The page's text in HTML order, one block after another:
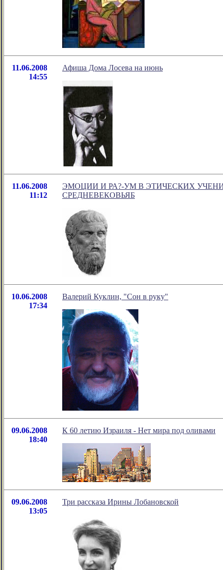
11.06.2008
14:55
Афиша Дома Лосева на июнь
11.06.2008
11:12
ЭМОЦИИ И РА?-УМ В ЭТИЧЕСКИХ
СРЕДНЕВЕКОВЬЯБ
10.06.2008
17:34
Валерий Куклин, "Сон в руку"
09.06.2008
18:40
К 60 летию Израиля - Нет мира под оливами
09.06.2008
13:05
Три рассказа Ирины Лобановской